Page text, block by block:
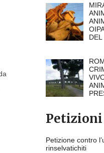
Petizione contro
rinselvatichiti